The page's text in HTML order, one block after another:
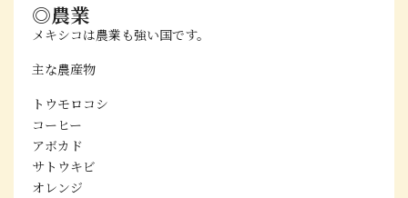
◎農業
メキシコは農業も強い国です。
主な農産物
トウモロコシ
コーヒー
アボカド
サトウキビ
オレンジ